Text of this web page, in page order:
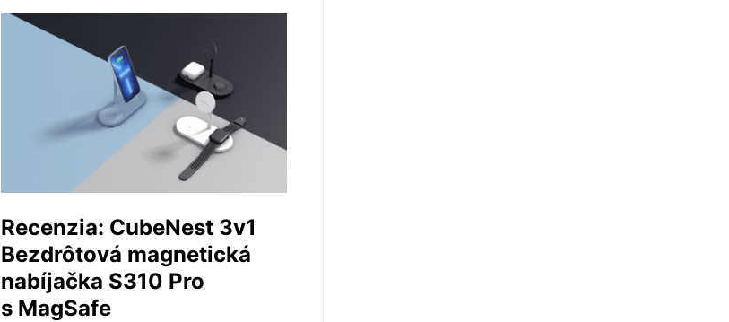
Recenzia: CubeNest 3v1
Bezdrôtová magnetická
nabíjačka S310 Pro
s MagSafe